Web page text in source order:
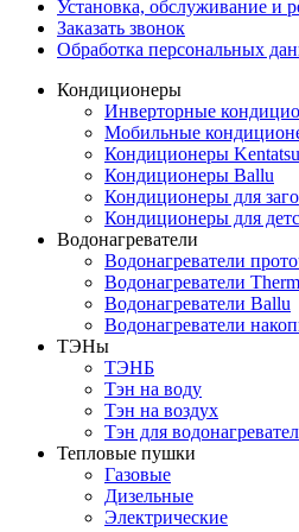
Установка, обслуживание и
Заказать звонок
Обработка персональных
Кондиционеры
Инверторные
Мобильные
Кондиционеры Kentatsu
Кондиционеры Ballu
Кондиционеры для
Кондиционеры для
Водонагреватели
Водонагреватели
Водонагреватели
Водонагреватели Ballu
Водонагреватели
ТЭНы
ТЭНБ
Тэн на воду
Тэн на воздух
Тэн для
Тепловые пушки
Газовые
Дизельные
Электрические